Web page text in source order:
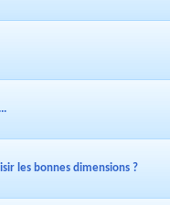
les bonnes dimensions ?